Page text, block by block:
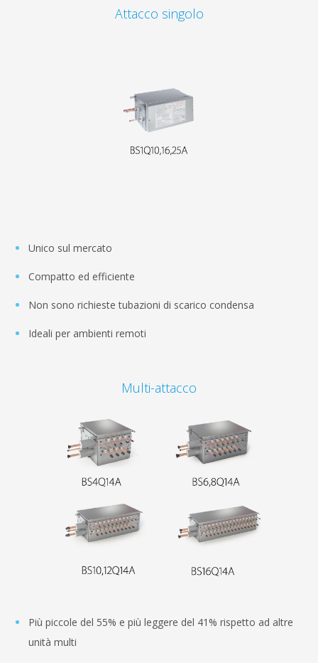
Attacco singolo
Unico sul mercato
Compatto ed efficiente
Non sono richieste tubazioni di scarico condensa
Ideali per ambienti remoti
Multi-attacco
Più piccole del 55% e più leggere del 41% rispetto ad altre
unità multi